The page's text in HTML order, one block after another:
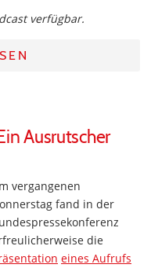
verfügbar.
Ausrutscher
vergangenen
fand in der
die
eines Aufrufs